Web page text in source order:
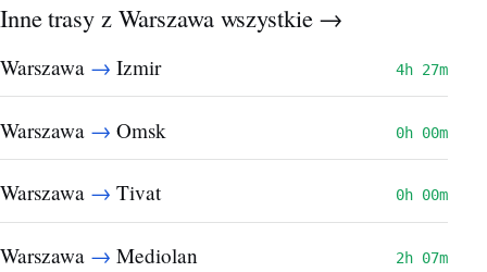
Inne trasy z Warszawa wszystkie →
Warszawa → Izmir 4h 27m
Warszawa → Omsk 0h 00m
Warszawa → Tivat 0h 00m
Warszawa → Mediolan 2h 07m